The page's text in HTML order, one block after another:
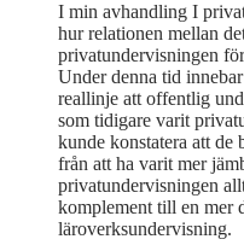
I min avhandling I
hur relationen mellan
privatundervisningen
Under denna tid
reallinje att offentlig
som tidigare varit
kunde konstatera att de
från att ha varit mer
privatundervisningen
komplement till en mer
läroverksundervisning.